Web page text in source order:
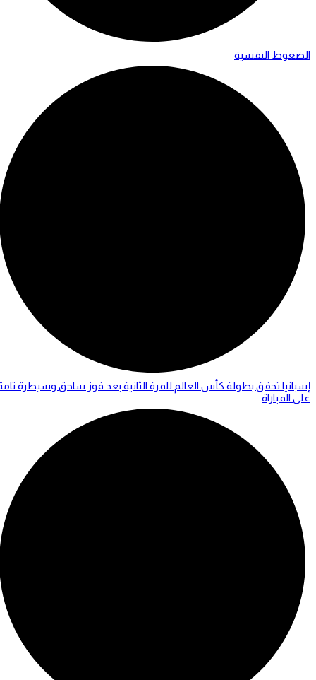
الضغوط النفسية
إسبانيا تحقق بطولة كأس العالم للمرة الثانية بعد فوز ساحق وسيطرة تامة
على المباراة